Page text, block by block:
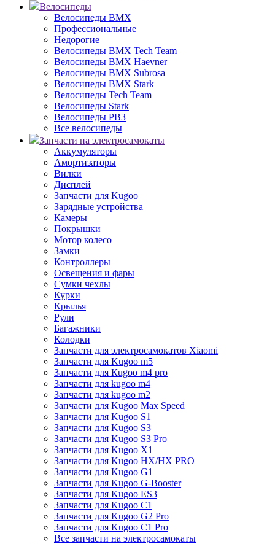
Велосипеды
Велосипеды BMX
Профессиональные
Недорогие
Велосипеды BMX Tech Team
Велосипеды BMX Haevner
Велосипеды BMX Subrosa
Велосипеды BMX Stark
Велосипеды Tech Team
Велосипеды Stark
Велосипеды РВЗ
Все велосипеды
Запчасти на электросамокаты
Аккумуляторы
Амортизаторы
Вилки
Дисплей
Запчасти для Kugoo
Зарядные устройства
Камеры
Покрышки
Мотор колесо
Замки
Контроллеры
Освещения и фары
Сумки чехлы
Курки
Крылья
Рули
Багажники
Колодки
Запчасти для электросамокатов Xiaomi
Запчасти для Kugoo m5
Запчасти для Кugoo m4 pro
Запчасти для kugoo m4
Запчасти для kugoo m2
Запчасти для Kugoo Max Speed
Запчасти для Kugoo S1
Запчасти для Kugoo S3
Запчасти для Kugoo S3 Pro
Запчасти для Kugoo X1
Запчасти для Kugoo HX/HX PRO
Запчасти для Kugoo G1
Запчасти для Kugoo G-Booster
Запчасти для Kugoo ES3
Запчасти для Kugoo C1
Запчасти для Kugoo G2 Pro
Запчасти для Kugoo C1 Pro
Все запчасти на электросамокаты